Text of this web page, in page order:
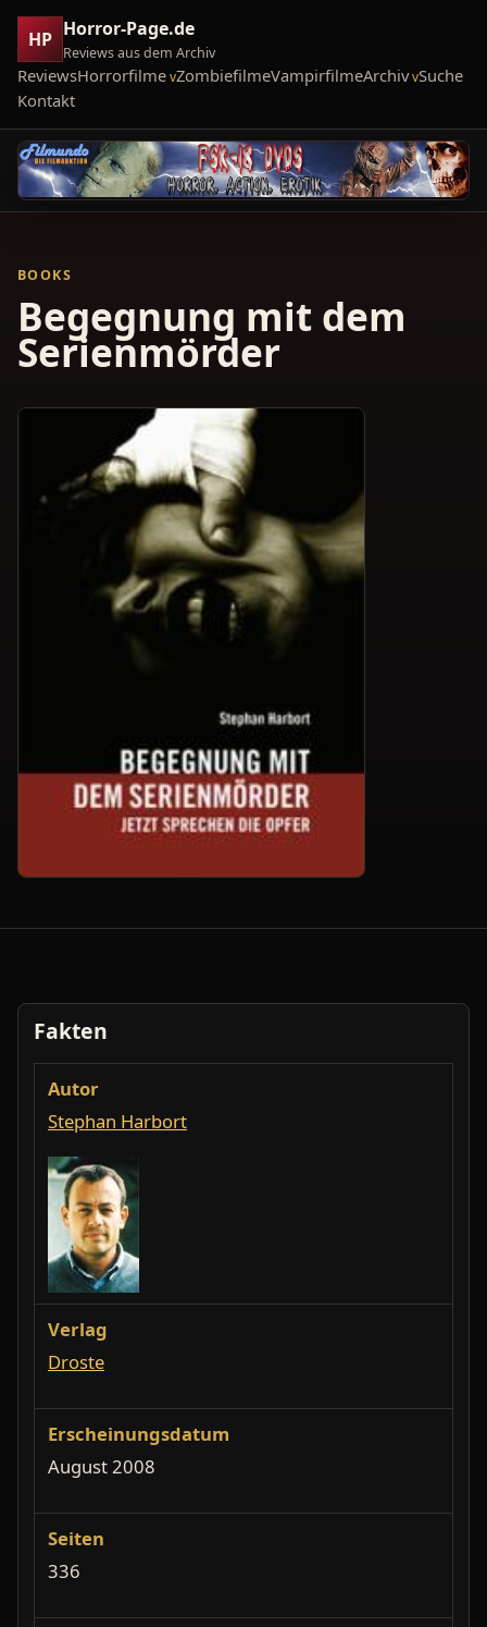
HP Horror-Page.de
Reviews aus dem Archiv
ReviewsHorrorfilme ZombiefilmeVampirfilmeArchiv Suche
Kontakt
BOOKS
Begegnung mit dem
Serienmörder
Fakten
Autor
Stephan Harbort
Verlag
Droste
Erscheinungsdatum
August 2008
Seiten
336